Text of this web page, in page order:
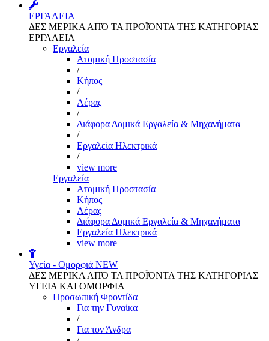
ΕΡΓΑΛΕΙΑ
ΔΕΣ ΜΕΡΙΚΑ ΑΠΌ ΤΑ ΠΡΟΪΌΝΤΑ ΤΗΣ ΚΑΤΗΓΟΡΙΑΣ
ΕΡΓΑΛΕΙΑ
Εργαλεία
Aτομική Προστασία
/
Kήπος
/
Αέρας
/
Διάφορα Δομικά Εργαλεία & Μηχανήματα
/
Εργαλεία Ηλεκτρικά
/
view more
Εργαλεία
Aτομική Προστασία
Kήπος
Αέρας
Διάφορα Δομικά Εργαλεία & Μηχανήματα
Εργαλεία Ηλεκτρικά
view more
Υγεία - Ομορφιά NEW
ΔΕΣ ΜΕΡΙΚΑ ΑΠΌ ΤΑ ΠΡΟΪΌΝΤΑ ΤΗΣ ΚΑΤΗΓΟΡΙΑΣ
ΥΓΕΙΑ ΚΑΙ ΟΜΟΡΦΙΑ
Προσωπική Φροντίδα
Για την Γυναίκα
/
Για τον Άνδρα